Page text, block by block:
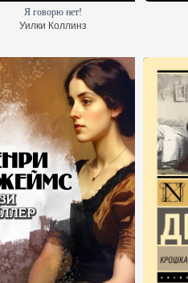
Я говорю нет!
Уилки Коллинз